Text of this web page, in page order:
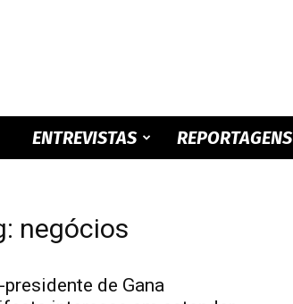
ENTREVISTAS REPORTAGENS
negócios
de Gana